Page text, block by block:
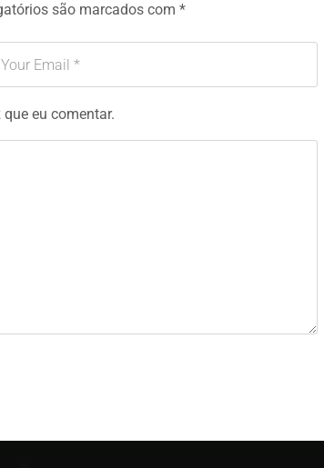
são marcados com *
eu comentar.